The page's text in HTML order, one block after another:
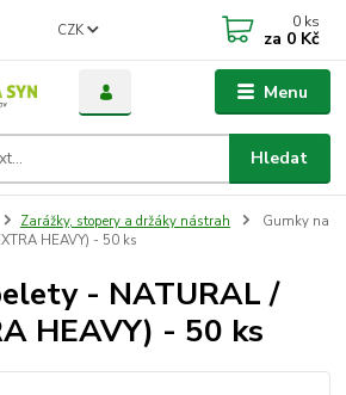
Menu
CZK
Hledat
0 ks
za 0 Kč
Zarážky, stopery a držáky nástrah
Gumky na
HEAVY) - 50 ks
- NATURAL /
HEAVY) - 50 ks